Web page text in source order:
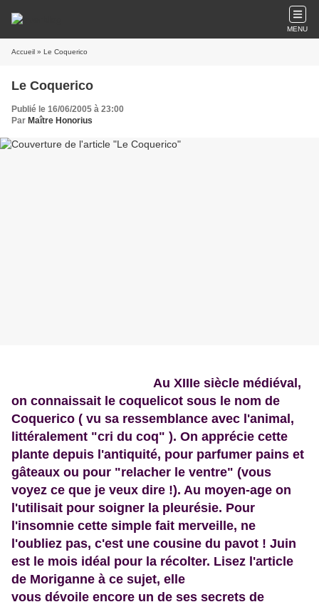
MENU
Accueil » Le Coquerico
Le Coquerico
Publié le 16/06/2005 à 23:00
Par Maître Honorius
Au XIIIe siècle médiéval,
on connaissait le coquelicot sous le nom de
Coquerico ( vu sa ressemblance avec l'animal,
littéralement "cri du coq" ). On apprécie cette
plante depuis l'antiquité, pour parfumer pains et
gâteaux ou pour "relacher le ventre" (vous
voyez ce que je veux dire !). Au moyen-age on
l'utilisait pour soigner la pleurésie. Pour
l'insomnie cette simple fait merveille, ne
l'oubliez pas, c'est une cousine du pavot ! Juin
est le mois idéal pour la récolter. Lisez l'article
de Moriganne à ce sujet, elle
vous dévoile encore un de ses secrets de